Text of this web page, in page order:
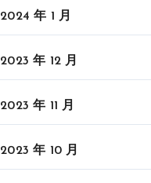
2024 年 1 月
2023 年 12 月
2023 年 11 月
2023 年 10 月